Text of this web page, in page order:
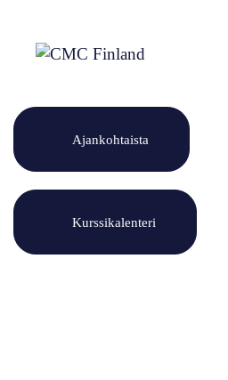
Ajankohtaista
Kurssikalenteri